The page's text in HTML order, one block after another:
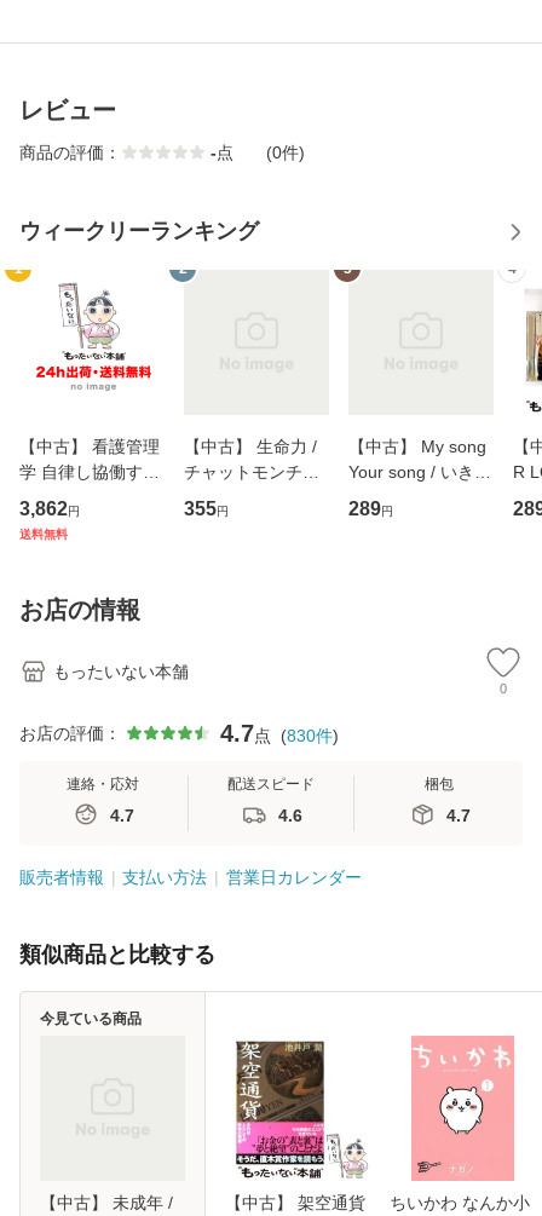
レビュー
商品の評価： -点 (0件)
ウィークリーランキング
1
【中古】 看護管理
学 自律し協働する
専門職の看護マネ
ジメントスキル 改
恵 藤本幸三 / 南江
堂 [単行
3,862円
送料無料
2
【中古】 生命力 /
チャットモンチー /
キューンレコード
[CD]【メール便送
355円
3
【中古】 My song
Your song / いきも
のがかり / [CD]
【メール便送料無
289円
4
【
R
産
お店の情報
もったいない本舗
0
お店の評価： 4.7点 (830件)
連絡・応対
4.7
配送スピード
4.6
梱包
4.7
販売者情報 支払い方法 営業日カレンダー
類似商品と比較する
【中古】 未成年 /
今見ている商品
【中古】 架空通貨
ちいかわ なんか小